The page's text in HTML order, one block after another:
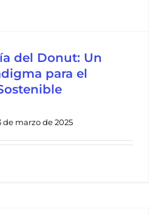
del Donut: Un
para el
de marzo de 2025